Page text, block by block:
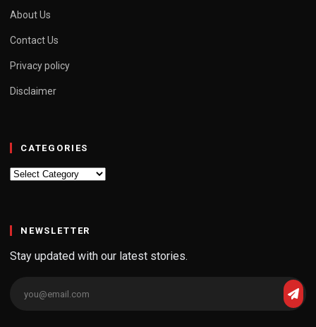
About Us
Contact Us
Privacy policy
Disclaimer
CATEGORIES
Categories
NEWSLETTER
Stay updated with our latest stories.